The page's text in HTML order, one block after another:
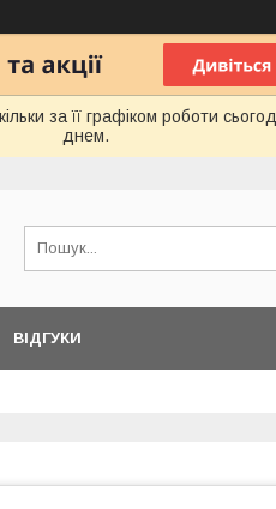
за її графіком роботи
днем.
ВІДГУКИ